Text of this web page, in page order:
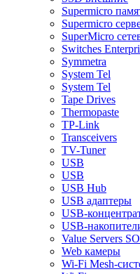
Supermicro
Supermicro
SuperMicro
Switches
Symmetra
System Tel
System Tel
Tape Drives
Thermopaste
TP-Link
Transceivers
TV-Tuner
USB
USB
USB Hub
USB адаптеры
USB-
USB-
Value Servers
Web камеры
Wi-Fi Mesh-